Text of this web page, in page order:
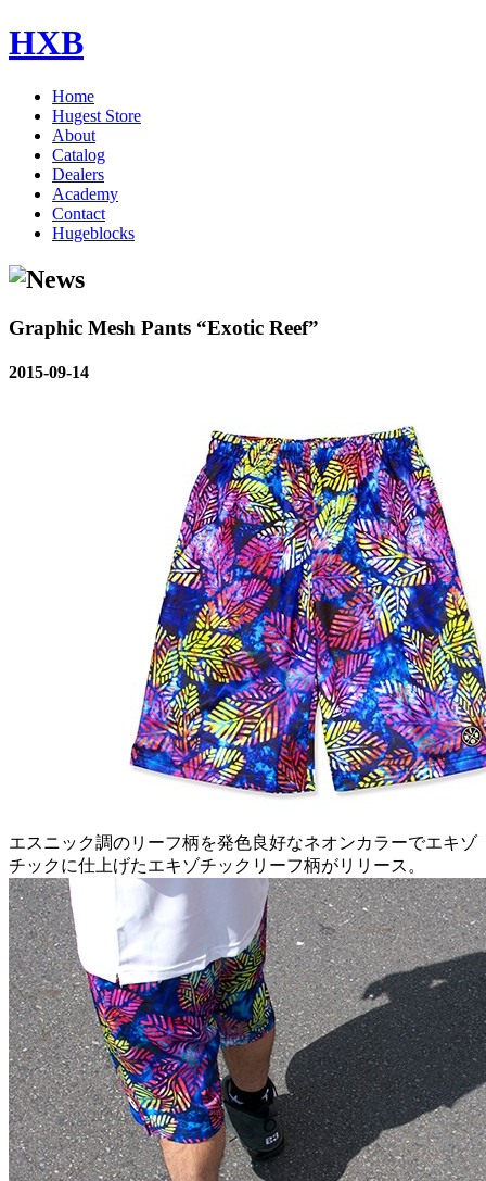
HXB
Home
Hugest Store
About
Catalog
Dealers
Academy
Contact
Hugeblocks
Graphic Mesh Pants “Exotic Reef”
2015-09-14
エスニック調のリーフ柄を発色良好なネオンカラーでエキゾ
チックに仕上げたエキゾチックリーフ柄がリリース。